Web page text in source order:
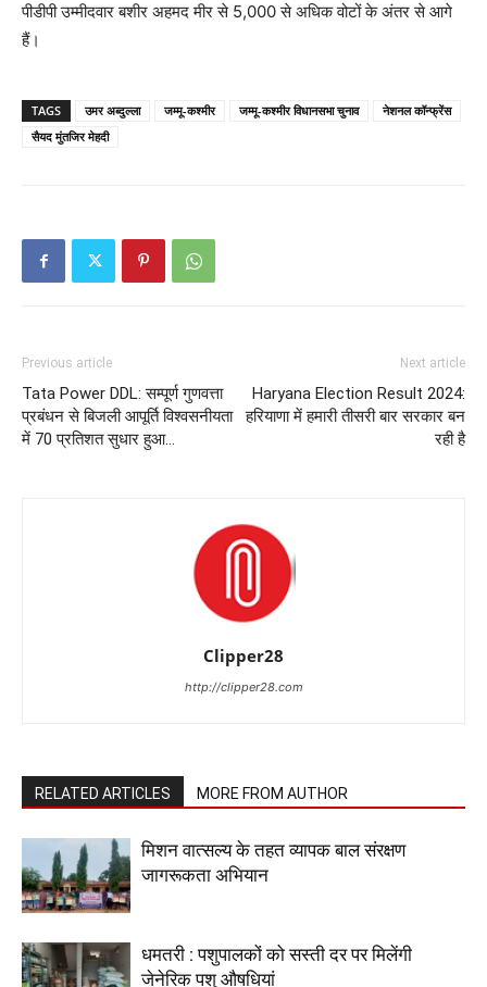
पीडीपी उम्मीदवार बशीर अहमद मीर से 5,000 से अधिक वोटों के अंतर से आगे
हैं।
TAGS उमर अब्दुल्ला जम्मू-कश्मीर जम्मू-कश्मीर विधानसभा चुनाव
नेशनल कॉन्फ्रेंस
सैयद मुंतजिर मेहदी
Previous article
Tata Power DDL: सम्पूर्ण गुणवत्ता
प्रबंधन से बिजली आपूर्ति विश्वसनीयता
में 70 प्रतिशत सुधार हुआ…
Next article
Haryana Election Result 2024:
हरियाणा में हमारी तीसरी बार सरकार बन
रही है
Clipper28
http://clipper28.com
RELATED ARTICLES MORE FROM AUTHOR
मिशन वात्सल्य के तहत व्यापक बाल संरक्षण
जागरूकता अभियान
धमतरी : पशुपालकों को सस्ती दर पर मिलेंगी
जेनेरिक पशु औषधियां